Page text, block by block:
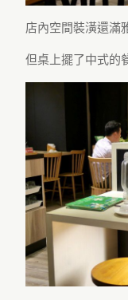
店內空間裝潢還滿
但桌上擺了中式的